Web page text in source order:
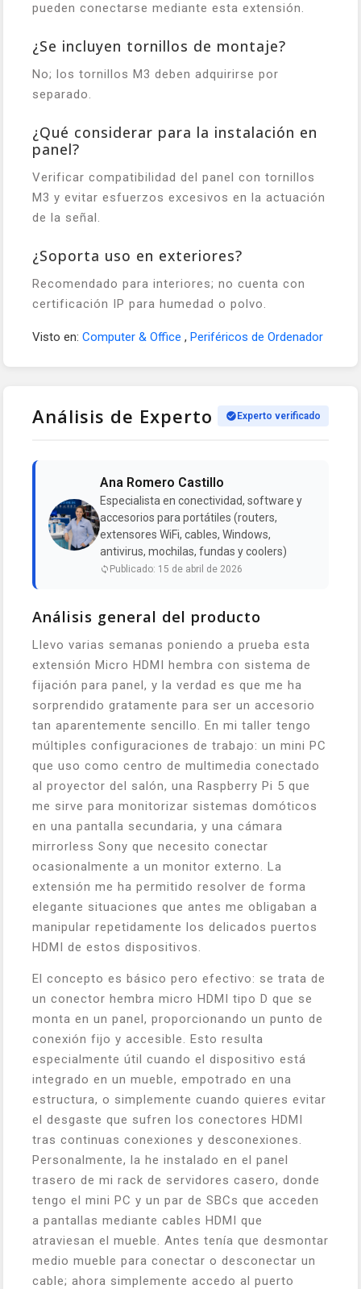
pueden conectarse mediante esta extensión.
¿Se incluyen tornillos de montaje?
No; los tornillos M3 deben adquirirse por
separado.
¿Qué considerar para la instalación en
panel?
Verificar compatibilidad del panel con tornillos
M3 y evitar esfuerzos excesivos en la actuación
de la señal.
¿Soporta uso en exteriores?
Recomendado para interiores; no cuenta con
certificación IP para humedad o polvo.
Visto en: Computer & Office , Periféricos de Ordenador
Análisis de Experto Experto verificado
Ana Romero Castillo
Especialista en conectividad, software y
accesorios para portátiles (routers,
extensores WiFi, cables, Windows,
antivirus, mochilas, fundas y coolers)
Publicado: 15 de abril de 2026
Análisis general del producto
Llevo varias semanas poniendo a prueba esta
extensión Micro HDMI hembra con sistema de
fijación para panel, y la verdad es que me ha
sorprendido gratamente para ser un accesorio
tan aparentemente sencillo. En mi taller tengo
múltiples configuraciones de trabajo: un mini PC
que uso como centro de multimedia conectado
al proyector del salón, una Raspberry Pi 5 que
me sirve para monitorizar sistemas domóticos
en una pantalla secundaria, y una cámara
mirrorless Sony que necesito conectar
ocasionalmente a un monitor externo. La
extensión me ha permitido resolver de forma
elegante situaciones que antes me obligaban a
manipular repetidamente los delicados puertos
HDMI de estos dispositivos.
El concepto es básico pero efectivo: se trata de
un conector hembra micro HDMI tipo D que se
monta en un panel, proporcionando un punto de
conexión fijo y accesible. Esto resulta
especialmente útil cuando el dispositivo está
integrado en un mueble, empotrado en una
estructura, o simplemente cuando quieres evitar
el desgaste que sufren los conectores HDMI
tras continuas conexiones y desconexiones.
Personalmente, la he instalado en el panel
trasero de mi rack de servidores casero, donde
tengo el mini PC y un par de SBCs que acceden
a pantallas mediante cables HDMI que
atraviesan el mueble. Antes tenía que desmontar
medio mueble para conectar o desconectar un
cable; ahora simplemente accedo al puerto